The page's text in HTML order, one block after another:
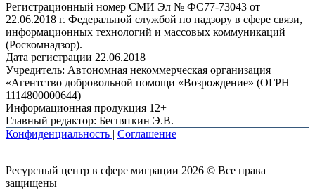
Регистрационный номер СМИ Эл № ФС77-73043 от
22.06.2018 г. Федеральной службой по надзору в сфере связи,
информационных технологий и массовых коммуникаций
(Роскомнадзор).
Дата регистрации 22.06.2018
Учредитель: Автономная некоммерческая организация
«Агентство добровольной помощи «Возрождение» (ОГРН
1114800000644)
Информационная продукция 12+
Главный редактор: Беспяткин Э.В.
Конфиденциальность | Соглашение
Ресурсный центр в сфере миграции 2026 © Все права
защищены